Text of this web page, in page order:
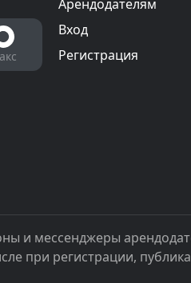
Арендодателям
Вход
Регистрация
и мессенджеры
при регистрации,